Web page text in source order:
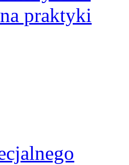
praktyki